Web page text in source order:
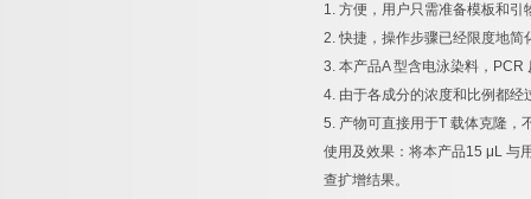
1. 方便，用户只需准备模板和引
2.快捷，操作步骤已经限度地简
3. 本产品A型含电泳染料， PCR
4. 由于各成分的浓度和比例都
5. 产物可直接用于T 载体克隆，
使用及效果：将本产品15 μL 与
查扩增结果。